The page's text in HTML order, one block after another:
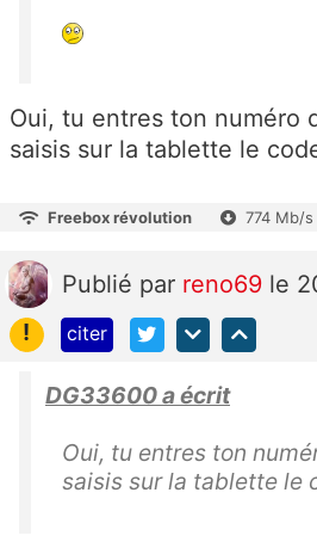
Oui, tu entres ton numéro
saisis sur la tablette le
Freebox révolution 774 Mb/s
Publié par reno69 le
!
citer
DG33600 a écrit
Oui, tu entres ton
saisis sur la tablette le